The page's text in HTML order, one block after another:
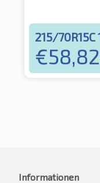
215/70R15C
€58,82
Informationen